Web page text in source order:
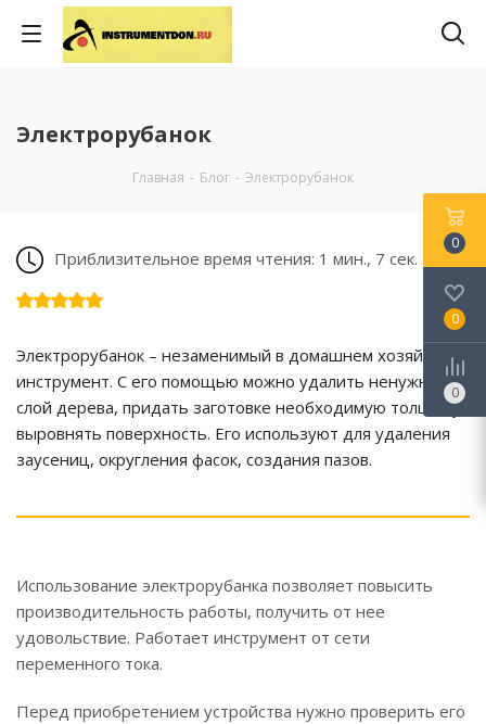
Электрорубанок
Главная - Блог - Электрорубанок
Приблизительное время чтения: 1 мин., 7 сек.
Электрорубанок – незаменимый в домашнем хозяйстве
инструмент. С его помощью можно удалить ненужный
слой дерева, придать заготовке необходимую толщину,
выровнять поверхность. Его используют для удаления
заусениц, округления фасок, создания пазов.
Использование электрорубанка позволяет повысить
производительность работы, получить от нее
удовольствие. Работает инструмент от сети
переменного тока.
Перед приобретением устройства нужно проверить его
0
0
0